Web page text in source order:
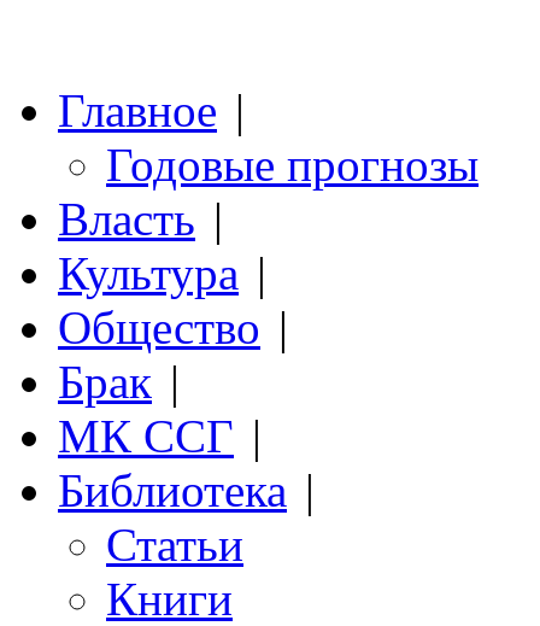
Главное |
Годовые прогнозы
Власть |
Культура |
Общество |
Брак |
МК ССГ |
Библиотека |
Статьи
Книги